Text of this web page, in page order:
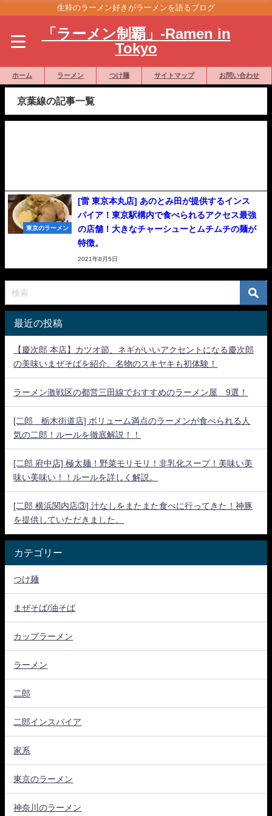
生粋のラーメン好きがラーメンを語るブログ
「ラーメン制覇」-Ramen in
Tokyo
ホーム ラーメン つけ麺 サイトマップ お問い合わせ
京葉線の記事一覧
東京のラーメン
[雷 東京本丸店] あのとみ田が提供するインス
パイア！東京駅構内で食べられるアクセス最強
の店舗！大きなチャーシューとムチムチの麺が
特徴。
2021年8月5日
最近の投稿
【慶次郎 本店】カツオ節、ネギがいいアクセントになる慶次郎
の美味いまぜそばを紹介。名物のスキヤキも初体験！
ラーメン激戦区の都営三田線でおすすめのラーメン屋 9選！
[二郎 栃木街道店] ボリューム満点のラーメンが食べられる人
気の二郎！ルールを徹底解説！！
[二郎 府中店] 極太麺！野菜モリモリ！非乳化スープ！美味い美
味い美味い！！ルールを詳しく解説。
[二郎 横浜関内店③] 汁なしをまたまた食べに行ってきた！神豚
を提供していただきました。
カテゴリー
つけ麺
まぜそば/油そば
カップラーメン
ラーメン
二郎
二郎インスパイア
家系
東京のラーメン
神奈川のラーメン